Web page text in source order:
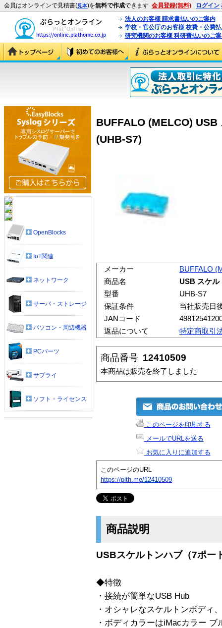
会員はオンラインで見積書(見本)を無料で作成できます 会員登録(無料) ログイン
法人のお客様 請求書払いのご案内
学校・官公庁のお客様 校費・公費
研究機関のお客様 科研費払いのご
BUFFALO (MELCO)
(UHB-S7)
メーカー
BUFFALO
商品名
USB スケル
型番
UHB-S7
保証条件
当社販売日
JANコード
返品について
特定商取引
商品番号 12410509
本商品は販売を終了しました
このページを印刷する
メールでURLを送る
お気に入りに追加する
このページのURL
https://plth.me/12410509
商品説明
USBスケルトンハブ（7ポー
◆特徴
・接続が簡単なUSB Hub
・オシャレなスケルトンボディ
・ボディカラーはiMacカラー ブ
OpenBlocks
IoT関連
ネットワーク
サーバ・ストレージ
パソコン・周辺機器
PCパーツ
サプライ
ソフト・ライセンス